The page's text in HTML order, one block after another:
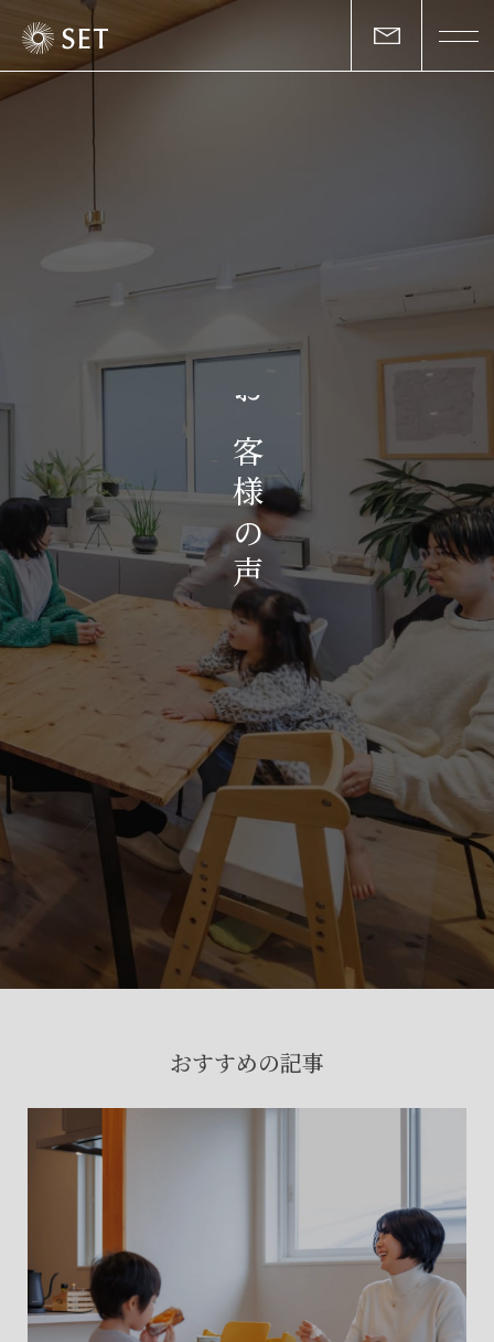
お
客
様
の
声
おすすめの記事
物件一覧
お客様の声
お知らせ・イベント
会社概要・アクセス
スタッフ紹介
プライバシーポリシー
賃貸管理サイトはこちら
会社に関することや物件についての
お問い合わせはこちらから
ご相談はこちら